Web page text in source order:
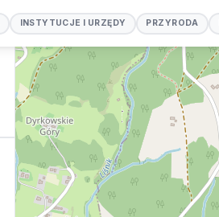
INSTYTUCJE I URZĘDY PRZYRODA